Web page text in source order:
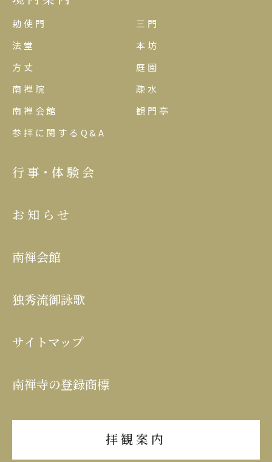
勅使門
三門
法堂
本坊
方丈
庭園
南禅院
疎水
南禅会館
観門亭
参拝に関するQ&A
行事･体験会
お知らせ
南禅会館
独秀流御詠歌
サイトマップ
南禅寺の登録商標
拝観案内